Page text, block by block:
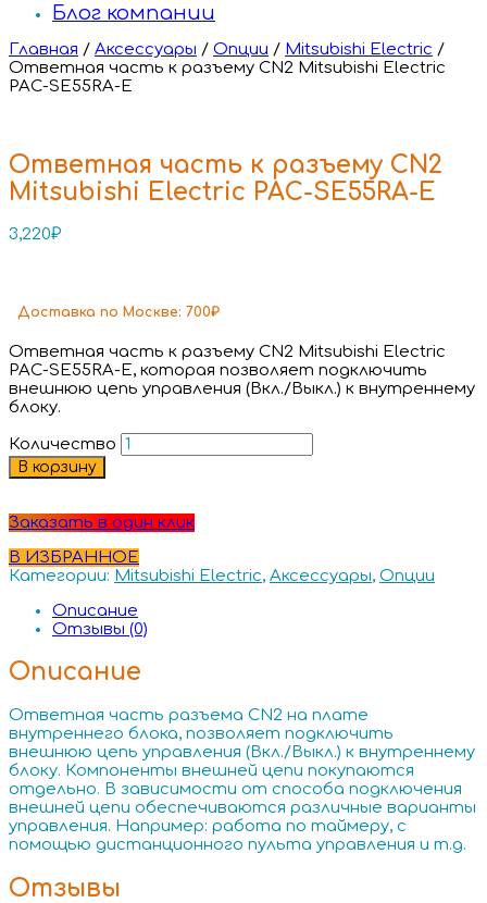
Блог компании
Главная / Аксессуары / Опции / Mitsubishi Electric /
Ответная часть к разъему CN2 Mitsubishi Electric
PAC-SE55RA-E
Ответная часть к разъему CN2
Mitsubishi Electric PAC-SE55RA-E
3,220₽
Доставка по Москве: 700₽
Ответная часть к разъему CN2 Mitsubishi Electric
PAC-SE55RA-E, которая позволяет подключить
внешнюю цепь управления (Вкл./Выкл.) к внутреннему
блоку.
Количество
В корзину
Заказать в один клик
В ИЗБРАННОЕ
Категории: Mitsubishi Electric, Аксессуары, Опции
Описание
Отзывы (0)
Описание
Ответная часть разъема CN2 на плате
внутреннего блока, позволяет подключить
внешнюю цепь управления (Вкл./Выкл.) к внутреннему
блоку. Компоненты внешней цепи покупаются
отдельно. В зависимости от способа подключения
внешней цепи обеспечиваются различные варианты
управления. Например: работа по таймеру, с
помощью дистанционного пульта управления и т.д.
Отзывы